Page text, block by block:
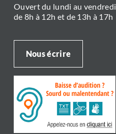
Ouvert du lundi au vendredi
de 8h à 12h et de 13h à 17h
Nous écrire